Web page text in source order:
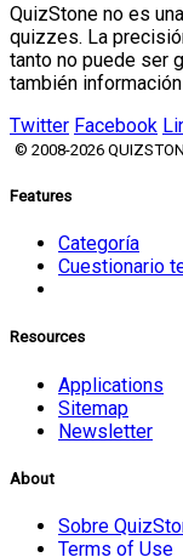
QuizStone no es
quizzes. La
tanto no puede ser
también
Twitter Facebook
© 2008-2026
Features
Categoría
Cuestionario
Resources
Applications
Sitemap
Newsletter
About
Sobre
Terms of Use